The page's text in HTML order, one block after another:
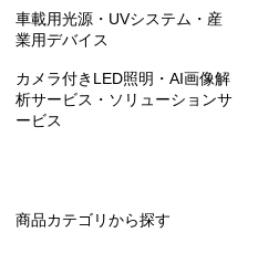
車載用光源・UVシステム・産
業用デバイス
カメラ付きLED照明・AI画像解
析サービス・ソリューションサ
ービス
商品カテゴリから探す